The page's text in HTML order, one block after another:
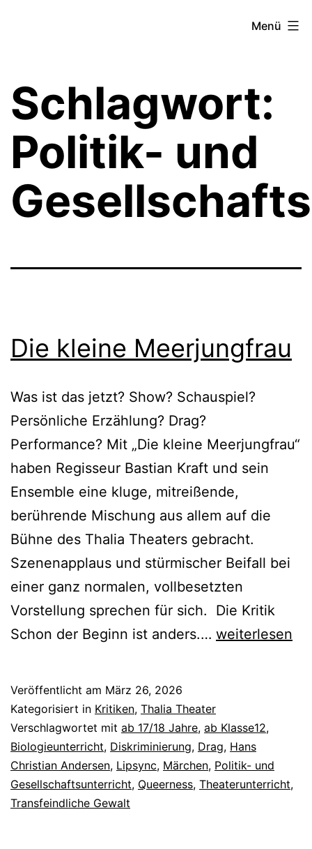
Menü
Schlagwort:
Politik- und
Die kleine Meerjungfrau
Was ist das jetzt? Show? Schauspiel?
Persönliche Erzählung? Drag?
Performance? Mit „Die kleine Meerjungfrau“
haben Regisseur Bastian Kraft und sein
Ensemble eine kluge, mitreißende,
berührende Mischung aus allem auf die
Bühne des Thalia Theaters gebracht.
Szenenapplaus und stürmischer Beifall bei
einer ganz normalen, vollbesetzten
Vorstellung sprechen für sich. Die Kritik
Schon der Beginn ist anders.… Die
weiterlesen
Veröffentlicht am März 26, 2026
Kategorisiert in Kritiken, Thalia Theater
Verschlagwortet mit ab 17/18 Jahre, ab Klasse12,
Biologieunterricht, Diskriminierung, Drag, Hans
Christian Andersen, Lipsync, Märchen, Politik- und
Gesellschaftsunterricht, Queerness, Theaterunterricht,
Transfeindliche Gewalt